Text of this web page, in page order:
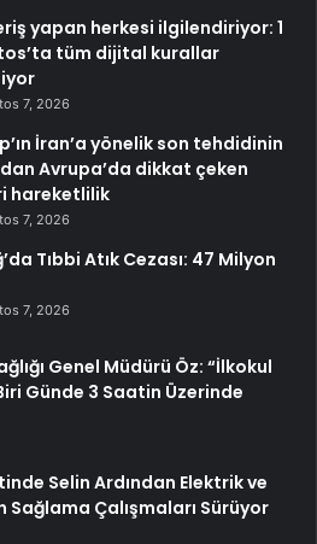
yapan herkesi ilgilendiriyor: 1
tüm dijital kurallar
7, 2026
İran’a yönelik son tehdidinin
Avrupa’da dikkat çeken
hareketlilik
7, 2026
Tıbbi Atık Cezası: 47 Milyon
7, 2026
Genel Müdürü Öz: “İlkokul
Günde 3 Saatin Üzerinde
Selin Ardından Elektrik ve
Sağlama Çalışmaları Sürüyor